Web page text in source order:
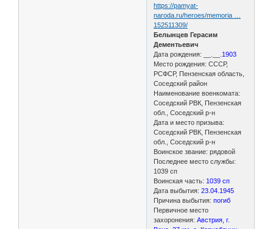
https://pamyat-
naroda.ru/heroes/memoria …
152511309/
Белынцев Герасим
Дементьевич
Дата рождения: __.__. 1903
Место рождения: СССР,
РСФСР, Пензенская область,
Соседский район
Наименование военкомата:
Соседский РВК, Пензенская
обл., Соседский р-н
Дата и место призыва:
Соседский РВК, Пензенская
обл., Соседский р-н
Воинское звание: рядовой
Последнее место службы:
1039 сп
Воинская часть: 1039 сп
Дата выбытия:23.04.1945
Причина выбытия:погиб
Первичное место
захоронения: Австрия, г.